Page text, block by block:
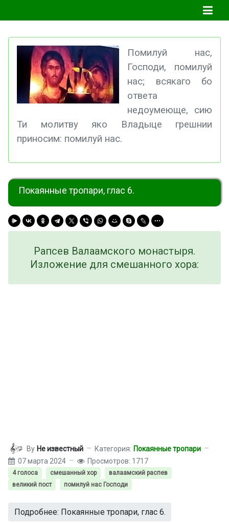
Помилуй нас,
Господи, помилуй
нас; всякаго бо
ответа
недоумеюще, сию
Ти молитву яко Владыце грешнии
приносим: помилуй нас.
Покаянные тропари, глас 6.
Рапсев Валаамского монастыря.
Изложение для смешанного хора:
By Не известный Категория: Покаянные тропари
07 марта 2024
Просмотров: 1717
4 голоса смешанный хор
валаамский распев
великий пост
помилуй нас Господи
Подробнее: Покаянные тропари, глас 6.